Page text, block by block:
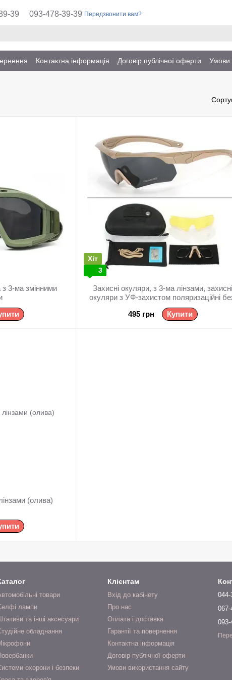
39 093-478-39-39 Передзвонити вам?
Контактна інформація Договір публічної оферти Умови
Хіт
3
Захисні окуляри, з 3-ма лінзами, захисні
окуляри з УФ-захистом поляризаційні
495 грн
Купити
(олива)
товари
лампи
та інші аксесуари
обладнання
охорони і безпеки
Клієнтам
Вхід до кабінету
Про нас
Оплата і доставка
Гарантії та повернення
Контактна інформація
Договір публічної оферти
Умови використання сайту
044-
067-
093-